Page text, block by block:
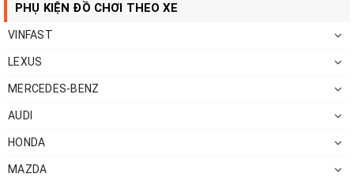
PHỤ KIỆN ĐỒ CHƠI THEO XE
VINFAST
LEXUS
MERCEDES-BENZ
AUDI
HONDA
MAZDA